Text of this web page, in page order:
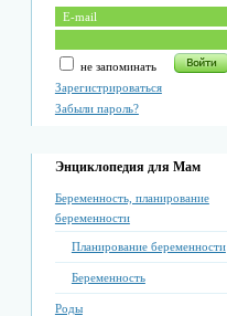
не запоминать
Зарегистрироваться
Забыли пароль?
Энциклопедия для Мам
Беременность, планирование
беременности
Планирование беременности
Беременность
Роды